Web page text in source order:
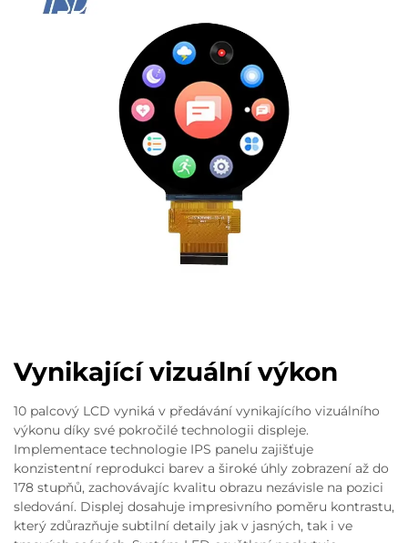
Vynikající vizuální výkon
10 palcový LCD vyniká v předávání vynikajícího vizuálního
výkonu díky své pokročilé technologii displeje.
Implementace technologie IPS panelu zajišťuje
konzistentní reprodukci barev a široké úhly zobrazení až do
178 stupňů, zachovávajíc kvalitu obrazu nezávisle na pozici
sledování. Displej dosahuje impresivního poměru kontrastu,
který zdůrazňuje subtilní detaily jak v jasných, tak i ve